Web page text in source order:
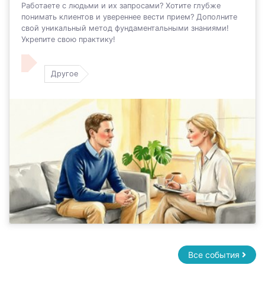
Работаете с людьми и их запросами? Хотите глубже
понимать клиентов и увереннее вести прием? Дополните
свой уникальный метод фундаментальными знаниями!
Укрепите свою практику!
Другое
Все события